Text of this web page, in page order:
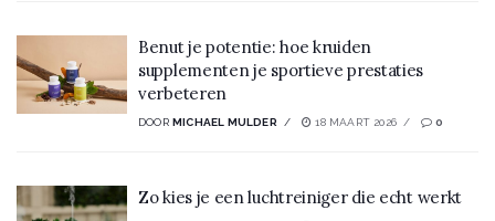
Benut je potentie: hoe kruiden
supplementen je sportieve prestaties
verbeteren
DOOR MICHAEL MULDER 18 MAART 2026 0
Zo kies je een luchtreiniger die echt werkt